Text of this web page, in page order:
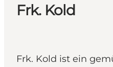
Frk. Kold
Frk. Kold ist ein